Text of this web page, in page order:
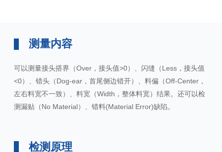
测量内容
可以测量接头搭界（Over，接头值>0）、闪缝（Less，接头值
<0）、错头（Dog-ear，首尾侧边错开）、料偏（Off-Center，
左右料宽不一致）、料宽（Width，整体料宽）结果。还可以检
测漏贴（No Material）、错料(Material Error)缺陷。
检测原理